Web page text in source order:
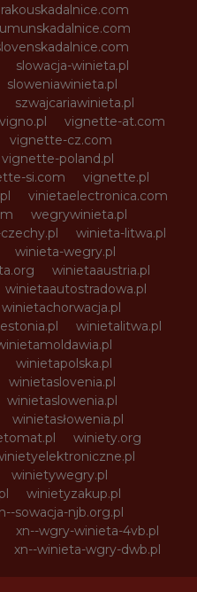
rakouskadalnice.com
slowacja-winieta.pl
sloweniawinieta.pl
szwajcariawinieta.pl
vignette-at.com
vignette-cz.com
vignette-poland.pl
si.com
vignette.pl
vinietaelectronica.com
wegrywinieta.pl
winieta-litwa.pl
winieta-wegry.pl
winietaaustria.pl
winietaautostradowa.pl
winietachorwacja.pl
winietalitwa.pl
winietapolska.pl
winietaslovenia.pl
winietaslowenia.pl
winietasłowenia.pl
winiety.org
winietywegry.pl
winietyzakup.pl
sowacja-njb.org.pl
xn--wgry-winieta-4vb.pl
xn--winieta-wgry-dwb.pl